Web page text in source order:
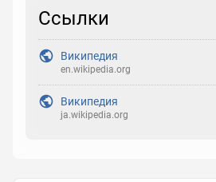
Реакция
Выберите реакцию
Ссылки
Википедия
en.wikipedia.org
Википедия
ja.wikipedia.org